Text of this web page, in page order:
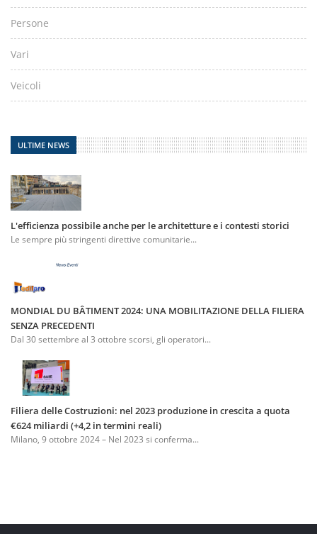
Persone
Vari
Veicoli
ULTIME NEWS
L'efficienza possibile anche per le architetture e i contesti storici
Le sempre più stringenti direttive comunitarie...
MONDIAL DU BÂTIMENT 2024: UNA MOBILITAZIONE DELLA FILIERA
SENZA PRECEDENTI
Dal 30 settembre al 3 ottobre scorsi, gli operatori...
Filiera delle Costruzioni: nel 2023 produzione in crescita a quota
€624 miliardi (+4,2 in termini reali)
Milano, 9 ottobre 2024 – Nel 2023 si conferma...